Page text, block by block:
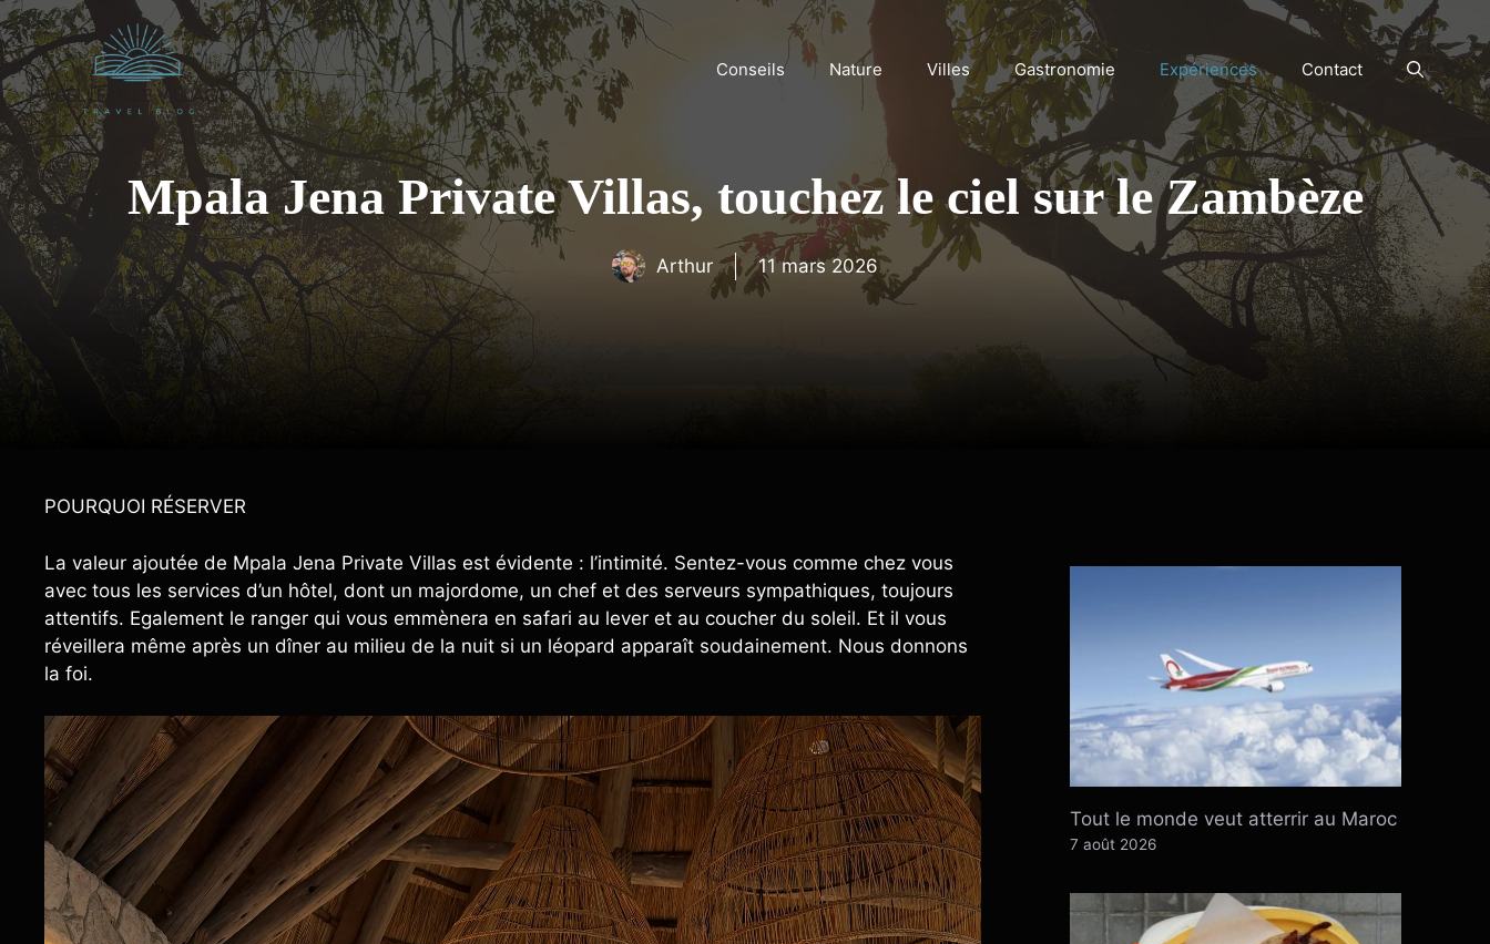
Aller
au
contenu
Conseils Nature Villes Gastronomie Expériences Contact
Mpala Jena Private Villas, touchez le ciel sur le Zambèze
Arthur 11 mars 2026
POURQUOI RÉSERVER
La valeur ajoutée de Mpala Jena Private Villas est évidente : l’intimité. Sentez-vous comme chez vous
avec tous les services d’un hôtel, dont un majordome, un chef et des serveurs sympathiques, toujours
attentifs. Egalement le ranger qui vous emmènera en safari au lever et au coucher du soleil. Et il vous
réveillera même après un dîner au milieu de la nuit si un léopard apparaît soudainement. Nous donnons
la foi.
Tout le monde veut atterrir au Maroc
7 août 2026